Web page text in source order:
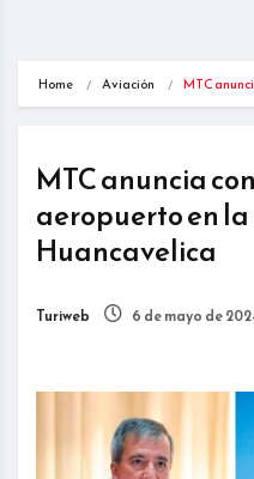
Home Aviación MTC
MTC anuncia
aeropuerto en
Huancavelica
Turiweb 6 de mayo de